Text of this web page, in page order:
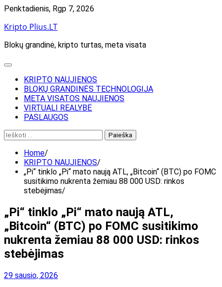
Skip
content
Penktadienis, Rgp 7, 2026
Kripto Plius.LT
Blokų grandinė, kripto turtas, meta visata
KRIPTO NAUJIENOS
BLOKŲ GRANDINĖS TECHNOLOGIJA
META VISATOS NAUJIENOS
VIRTUALI REALYBĖ
PASLAUGOS
Ieškoti:
Home
KRIPTO NAUJIENOS
„Pi“ tinklo „Pi“ mato naują ATL, „Bitcoin“ (BTC) po FOMC
susitikimo nukrenta žemiau 88 000 USD: rinkos
stebėjimas
„Pi“ tinklo „Pi“ mato naują ATL,
„Bitcoin“ (BTC) po FOMC susitikimo
nukrenta žemiau 88 000 USD: rinkos
stebėjimas
29 sausio, 2026